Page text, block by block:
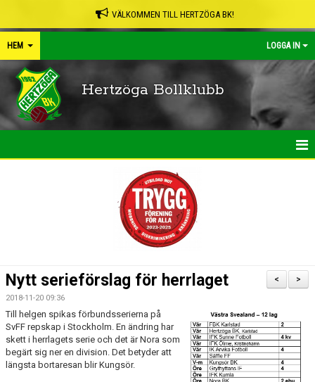
VÄLKOMMEN TILL HERTZÖGA BK!
HEM LOGGA IN
Hertzöga Bollklubb
SHOP
FRISPARKEN
BLI MEDLEM
>
<
Nytt serieförslag för herrlaget
2018-11-20 09:36
Till helgen spikas förbundsserierna på
SvFF repskap i Stockholm. En ändring har
skett i herrlagets serie och det är Nora som
begärt sig ner en division. Det betyder att
längsta bortaresan blir Kungsör.